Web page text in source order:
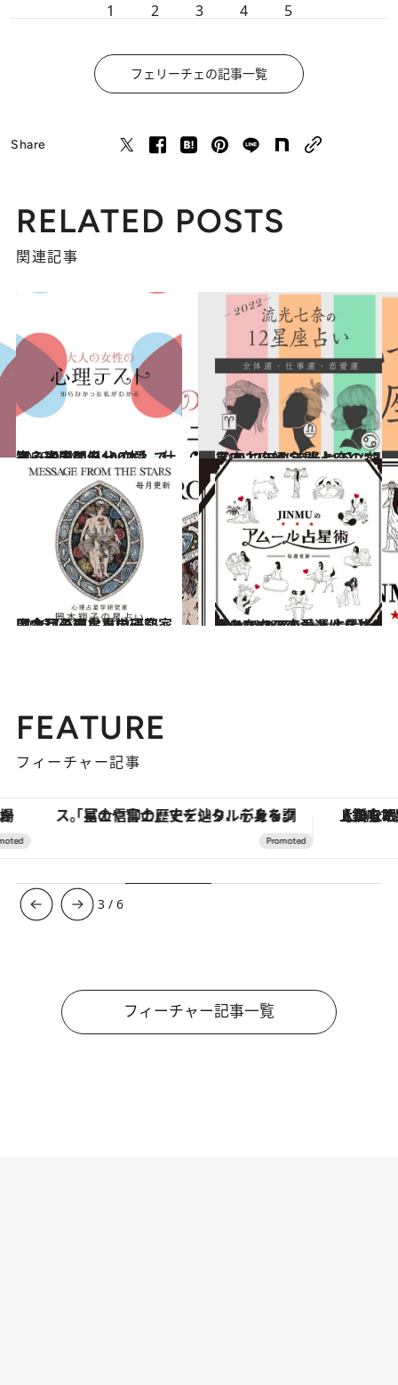
1 2 3 4 5
フェリーチェの記事一覧
Share
RELATED POSTS
関連記事
2025.9.28
【心理テスト100本】で知る本当の自分 恋愛、仕事、人間関係…
占い 2021.12.15
【2022年の年間占い】“視える占い師”流光七奈の12星座占い
占い
2026.7.31
【今月のあなたの運勢は？】心理占星学研究家 岡本翔子の星占い
占い 2024.6.15
【あなたの恋愛運は？】JINMUのアムール占星術 愛とエロスのジンムリズム
占い
FEATURE
フィーチャー記事
「星のや富士」でデジタルデトックス。冨士信仰の歴史を辿り、心身を調える。 【銀座で出合う最旬美容】美髪ケアや
3 /6
フィーチャー記事一覧